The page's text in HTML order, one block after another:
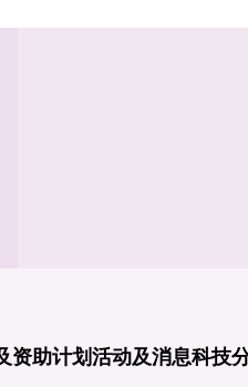
资助计划活动及消息科技